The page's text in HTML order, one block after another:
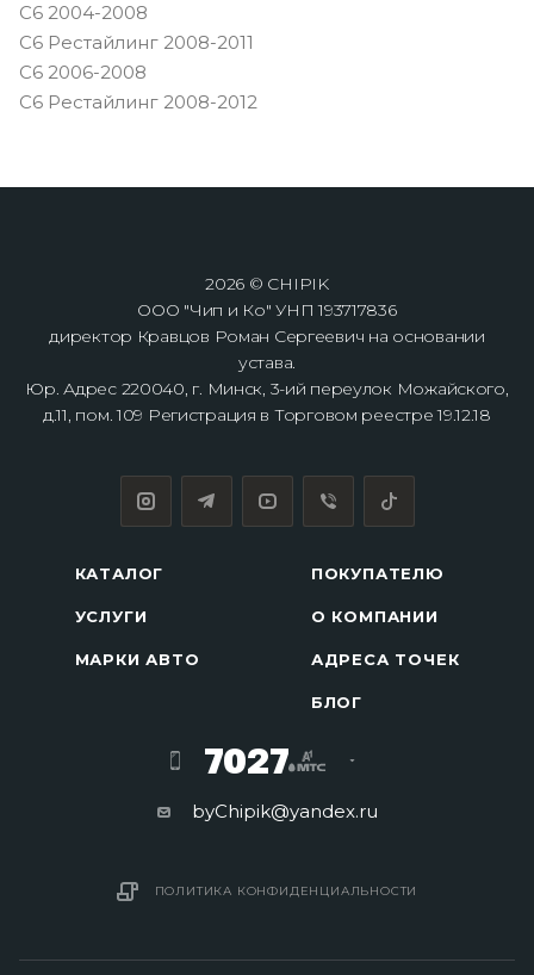
С6 2004-2008
С6 Рестайлинг 2008-2011
C6 2006-2008
C6 Рестайлинг 2008-2012
2026 © CHIPIK
ООО "Чип и Ко" УНП 193717836
директор Кравцов Роман Сергеевич на основании
устава.
Юр. Адрес 220040, г. Минск, 3-ий переулок Можайского,
д.11, пом. 109 Регистрация в Торговом реестре 19.12.18
КАТАЛОГ
УСЛУГИ
МАРКИ АВТО
ПОКУПАТЕЛЮ
О КОМПАНИИ
АДРЕСА ТОЧЕК
БЛОГ
7027
byChipik@yandex.ru
ПОЛИТИКА КОНФИДЕНЦИАЛЬНОСТИ